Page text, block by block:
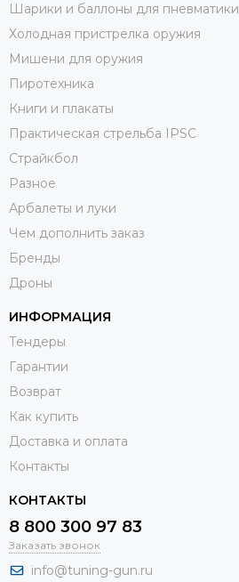
Шарики и баллоны для пневматики
Холодная пристрелка оружия
Мишени для оружия
Пиротехника
Книги и плакаты
Практическая стрельба IPSC
Страйкбол
Разное
Арбалеты и луки
Чем дополнить заказ
Бренды
Дроны
ИНФОРМАЦИЯ
Тендеры
Гарантии
Возврат
Как купить
Доставка и оплата
Контакты
КОНТАКТЫ
8 800 300 97 83
Заказать звонок
info@tuning-gun.ru